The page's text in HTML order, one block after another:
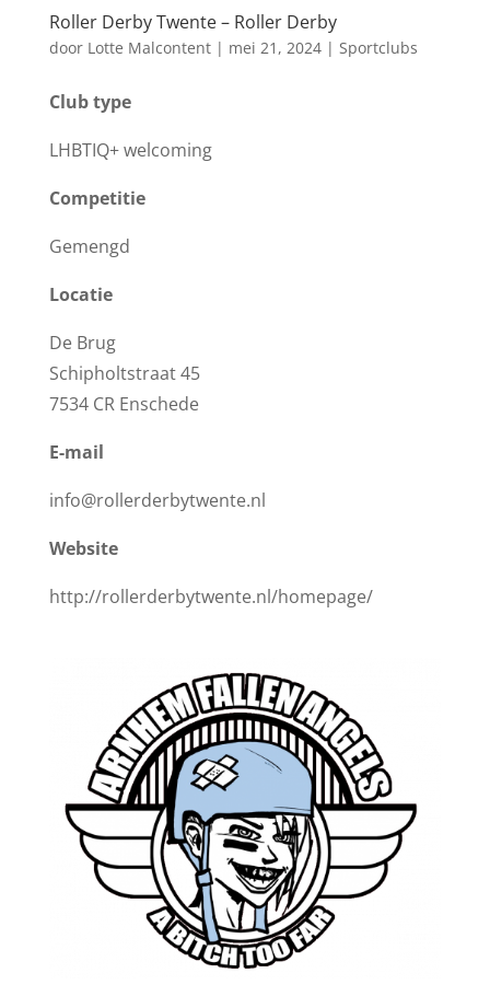
Roller Derby Twente – Roller Derby
door Lotte Malcontent| mei 21, 2024| Sportclubs
Club type
LHBTIQ+ welcoming
Competitie
Gemengd
Locatie
De Brug
Schipholtstraat 45
7534 CR Enschede
E-mail
info@rollerderbytwente.nl
Website
http://rollerderbytwente.nl/homepage/